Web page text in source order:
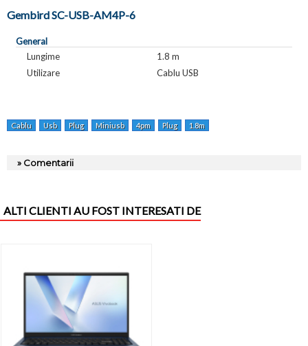
Gembird SC-USB-AM4P-6
General
Lungime
1.8 m
Utilizare
Cablu USB
Cablu Usb Plug Miniusb 4pm Plug 1.8m
» Comentarii
ALTI CLIENTI AU FOST INTERESATI DE